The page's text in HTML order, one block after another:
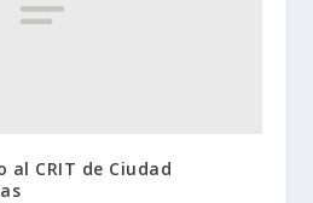
CRIT de Ciudad